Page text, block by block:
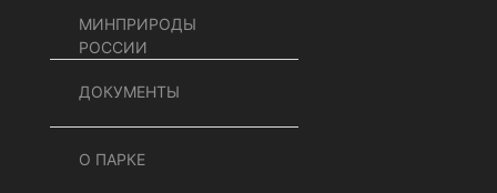
МИНПРИРОДЫ
РОССИИ
ДОКУМЕНТЫ
О ПАРКЕ